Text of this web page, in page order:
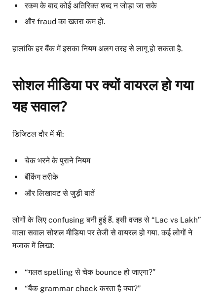
रकम के बाद कोई अतिरिक्त शब्द न जोड़ा जा सके
और fraud का खतरा कम हो.
हालांकि हर बैंक में इसका नियम अलग तरह से लागू हो सकता है.
सोशल मीडिया पर क्यों वायरल हो गया
यह सवाल?
डिजिटल दौर में भी:
चेक भरने के पुराने नियम
बैंकिंग तरीके
और लिखावट से जुड़ी बातें
लोगों के लिए confusing बनी हुई हैं. इसी वजह से “Lac vs Lakh”
वाला सवाल सोशल मीडिया पर तेजी से वायरल हो गया. कई लोगों ने
मजाक में लिखा:
“गलत spelling से चेक bounce हो जाएगा?”
“बैंक grammar check करता है क्या?”